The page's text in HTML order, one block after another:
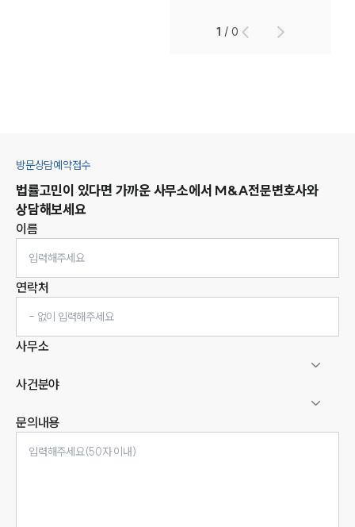
1 /0
방문상담예약접수
법률고민이 있다면 가까운 사무소에서 M&A전문변호사와
상담해보세요
이름
연락처
사무소
사건분야
문의내용